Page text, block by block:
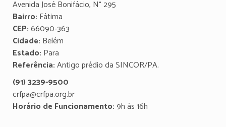
Avenida José Bonifácio, N° 295
Bairro: Fátima
CEP:66090-363
Cidade: Belém
Estado: Para
Referência:Antigo prédio da SINCOR/PA.
(91) 3239-9500
crfpa@crfpa.org.br
Horário de Funcionamento:9h às 16h